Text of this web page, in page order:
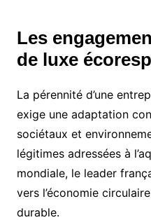
Les
de luxe
La pérennité d’une
exige une adaptation
sociétaux et
légitimes adressées à
mondiale, le leader
vers l’économie
durable.